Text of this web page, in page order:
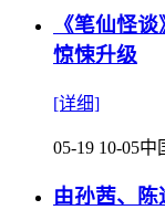
《笔仙怪
惊悚升级
[详细]
05-19 10-05中
由孙茜、